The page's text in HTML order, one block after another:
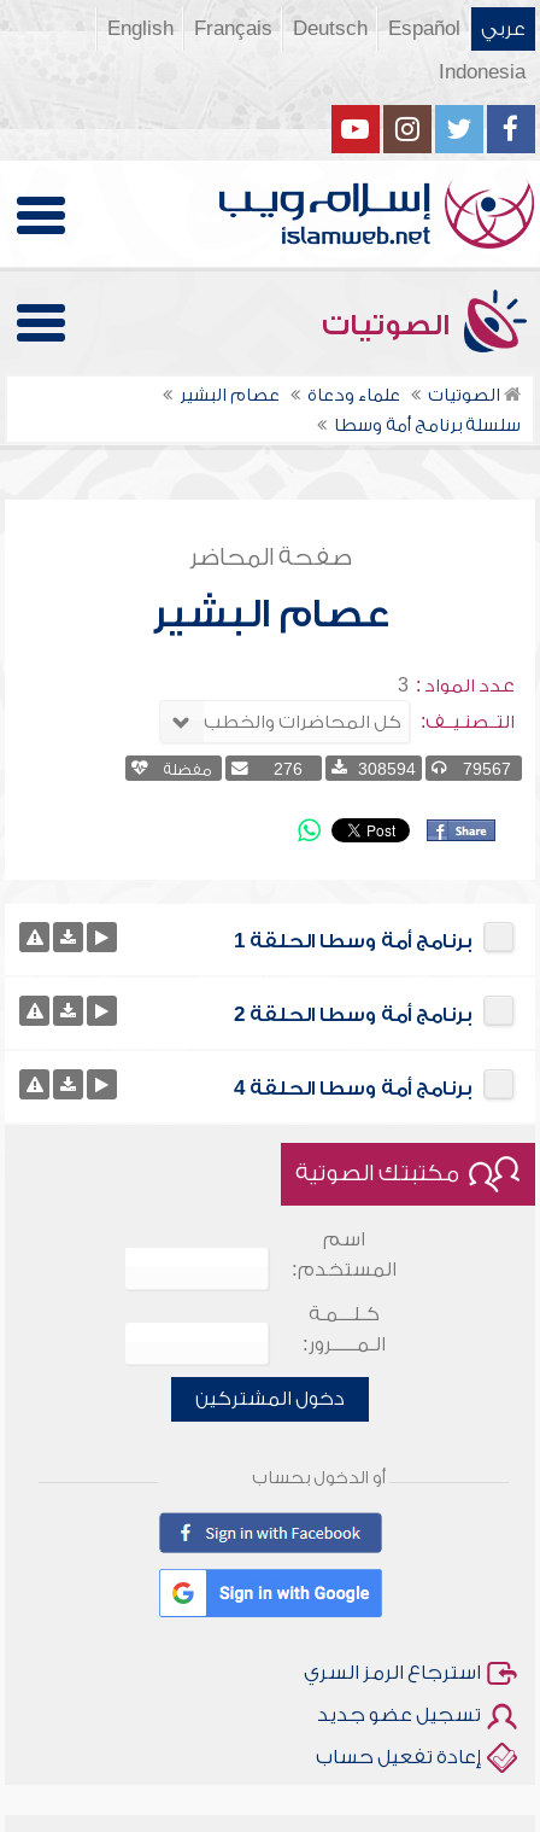
عربي Español
Deutsch
Français
English
Indonesia
الصوتيات
الصوتيات علماء ودعاة
عصام البشير
سلسلة برنامج أمة وسطا
صفحة المحاضر
عصام البشير
عدد المواد : 3
التــصنـيــف:
79567
308594
276 مفضلة
برنامج أمة وسطا الحلقة 1
برنامج أمة وسطا الحلقة 2
برنامج أمة وسطا الحلقة 4
مكتبتك الصوتية
اسم
المستخدم:
كـلـــمـة
الـمـــــرور:
دخول المشتركين
أو الدخول بحساب
استرجاع الرمز السري
تسجيل عضو جديد
إعادة تفعيل حساب